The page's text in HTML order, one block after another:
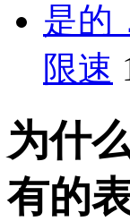
是的
限速
为什
有的